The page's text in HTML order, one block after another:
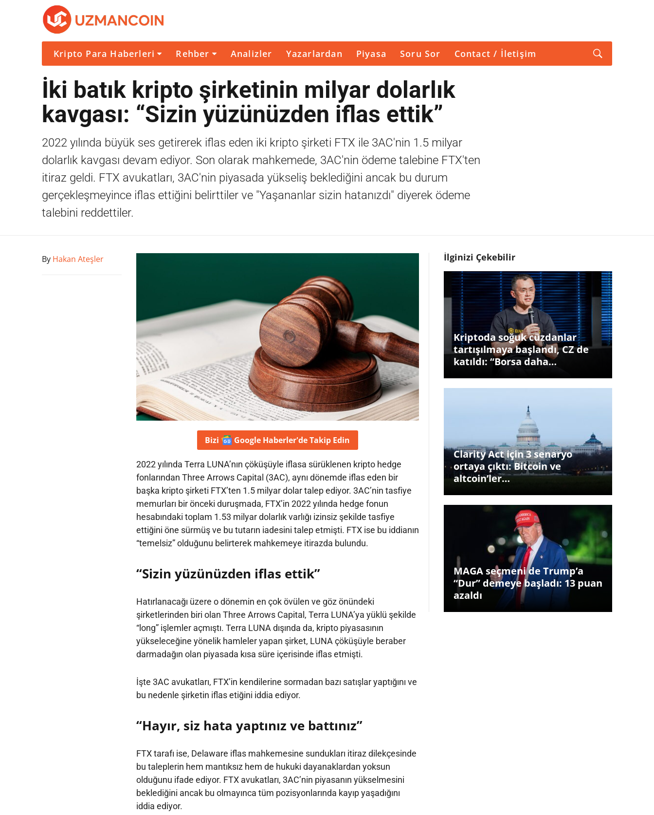
Kripto Para Haberleri Rehber Analizler Yazarlardan Piyasa Soru Sor Contact / İletişim
İki batık kripto şirketinin milyar dolarlık
kavgası: “Sizin yüzünüzden iflas ettik”
2022 yılında büyük ses getirerek iflas eden iki kripto şirketi FTX ile 3AC'nin 1.5 milyar
dolarlık kavgası devam ediyor. Son olarak mahkemede, 3AC'nin ödeme talebine FTX'ten
itiraz geldi. FTX avukatları, 3AC'nin piyasada yükseliş beklediğini ancak bu durum
gerçekleşmeyince iflas ettiğini belirttiler ve "Yaşananlar sizin hatanızdı" diyerek ödeme
talebini reddettiler.
By Hakan Ateşler
Bizi Google Haberler'deTakip Edin
2022 yılında Terra LUNA’nın çöküşüyle iflasa sürüklenen kripto hedge
fonlarından Three Arrows Capital (3AC), aynı dönemde iflas eden bir
başka kripto şirketi FTX’ten 1.5 milyar dolar talep ediyor. 3AC’nin tasfiye
memurları bir önceki duruşmada, FTX’in 2022 yılında hedge fonun
hesabındaki toplam 1.53 milyar dolarlık varlığı izinsiz şekilde tasfiye
ettiğini öne sürmüş ve bu tutarın iadesini talep etmişti. FTX ise bu iddianın
“temelsiz” olduğunu belirterek mahkemeye itirazda bulundu.
“Sizin yüzünüzden iflas ettik”
Hatırlanacağı üzere o dönemin en çok övülen ve göz önündeki
şirketlerinden biri olan Three Arrows Capital, Terra LUNA’ya yüklü şekilde
“long” işlemler açmıştı. Terra LUNA dışında da, kripto piyasasının
yükseleceğine yönelik hamleler yapan şirket, LUNA çöküşüyle beraber
darmadağın olan piyasada kısa süre içerisinde iflas etmişti.
İşte 3AC avukatları, FTX’in kendilerine sormadan bazı satışlar yaptığını ve
bu nedenle şirketin iflas etiğini iddia ediyor.
“Hayır, siz hata yaptınız ve battınız”
FTX tarafı ise, Delaware iflas mahkemesine sundukları itiraz dilekçesinde
bu taleplerin hem mantıksız hem de hukuki dayanaklardan yoksun
olduğunu ifade ediyor. FTX avukatları, 3AC’nin piyasanın yükselmesini
beklediğini ancak bu olmayınca tüm pozisyonlarında kayıp yaşadığını
iddia ediyor.
İlginizi Çekebilir
Kriptoda soğuk cüzdanlar
tartışılmaya başlandı, CZ de
katıldı: “Borsa daha…
Clarity Act için 3 senaryo
ortaya çıktı: Bitcoin ve
altcoin’ler…
MAGA seçmeni de Trump’a
“Dur” demeye başladı: 13 puan
azaldı